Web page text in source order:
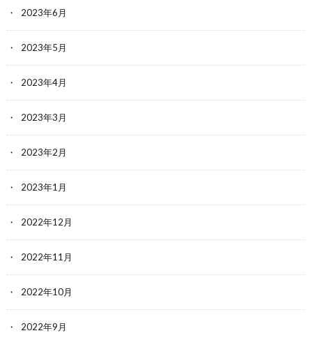
2023年6月
2023年5月
2023年4月
2023年3月
2023年2月
2023年1月
2022年12月
2022年11月
2022年10月
2022年9月